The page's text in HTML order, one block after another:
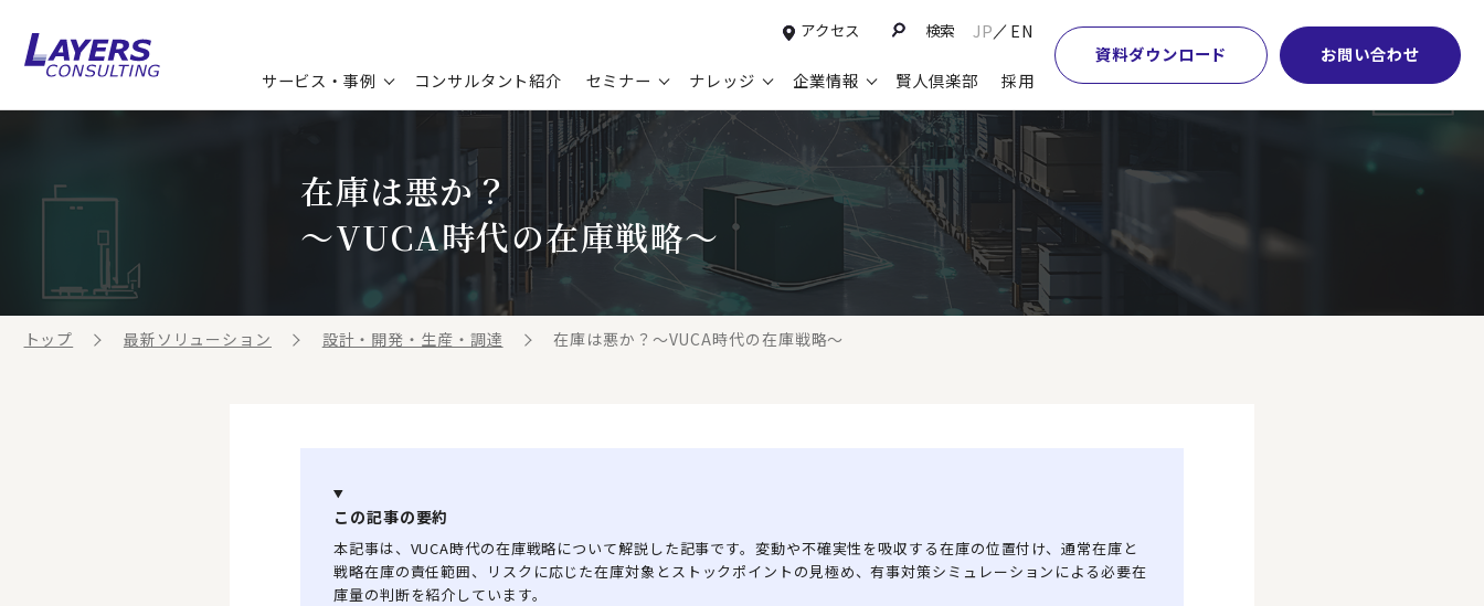
アクセス 検索 JP EN
サービス・事例 コンサルタント紹介 セミナー ナレッジ 企業情報 賢人倶楽部 採用
資料ダウンロード お問い合わせ
コンサルティングサービスTOP
新規事業開発・ビジネスモデル変革・
M&A支援
グループ・グローバル経営管理
ガバナンス・リスクマネジメント強化
マーケティング戦略・営業改革
物流改革
ビジネスプロセスアウトソーシング
セミナー情報TOP
申込み受付中のセミナー
配信中のセミナーアーカイブ
過去のセミナー
ビジネステーマ解説集
最新ソリューションTOP
経営全般
経営企画・事業戦略
経営管理・経理・財務
人事
営業・マーケティング
設計・開発・生産・調達
【特集】会計システム刷新
【特集】CFO革新
【特集】FP＆Aへの旅
企業情報TOP
会社概要
トップメッセージ
コンプライアンス（法令遵守）
レイヤーズ・コンサルティングの特徴
DE&I推進の取り組み
グループ会社
パートナーシップ
お知らせTOP
ニュース
メディア掲載
在庫は悪か？
～VUCA時代の在庫戦略～
トップ 最新ソリューション 設計・開発・生産・調達 在庫は悪か？～VUCA時代の在庫戦略～
この記事の要約
本記事は、VUCA時代の在庫戦略について解説した記事です。変動や不確実性を吸収する在庫の位置付け、通常在庫と
戦略在庫の責任範囲、リスクに応じた在庫対象とストックポイントの見極め、有事対策シミュレーションによる必要在
庫量の判断を紹介しています。